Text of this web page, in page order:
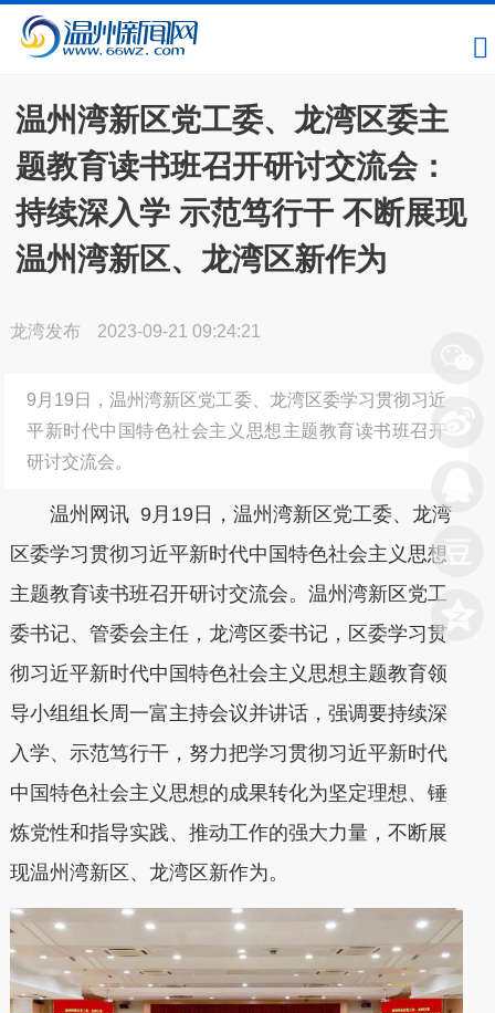
温州湾新区党工委、龙湾区委主
题教育读书班召开研讨交流会：
持续深入学 示范笃行干 不断展现
温州湾新区、龙湾区新作为
龙湾发布 2023-09-21 09:24:21
9月19日，温州湾新区党工委、龙湾区委学习贯彻习近
平新时代中国特色社会主义思想主题教育读书班召开
研讨交流会。
温州网讯 9月19日，温州湾新区党工委、龙湾
区委学习贯彻习近平新时代中国特色社会主义思想
主题教育读书班召开研讨交流会。温州湾新区党工
委书记、管委会主任，龙湾区委书记，区委学习贯
彻习近平新时代中国特色社会主义思想主题教育领
导小组组长周一富主持会议并讲话，强调要持续深
入学、示范笃行干，努力把学习贯彻习近平新时代
中国特色社会主义思想的成果转化为坚定理想、锤
炼党性和指导实践、推动工作的强大力量，不断展
现温州湾新区、龙湾区新作为。